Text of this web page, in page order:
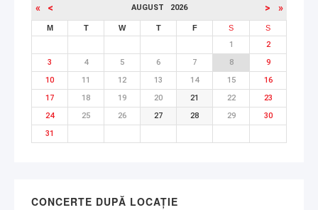
« < AUGUST 2026 > »
M T W T F S S
1
2
3
4 5 6 7 8
9
10
11 12 13 14 15
16
17
18 19 20 21 22
23
24
25 26 27 28 29
30
31
CONCERTE DUPĂ LOCAȚIE